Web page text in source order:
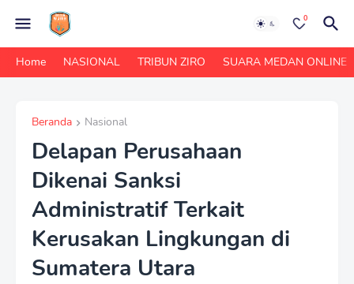
0
Home NASIONAL TRIBUN ZIRO SUARA MEDAN ONLINE
Beranda Nasional
Delapan Perusahaan
Dikenai Sanksi
Administratif Terkait
Kerusakan Lingkungan di
Sumatera Utara